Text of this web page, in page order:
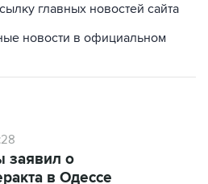
главных новостей сайта
новости в официальном
заявил о
в Одессе